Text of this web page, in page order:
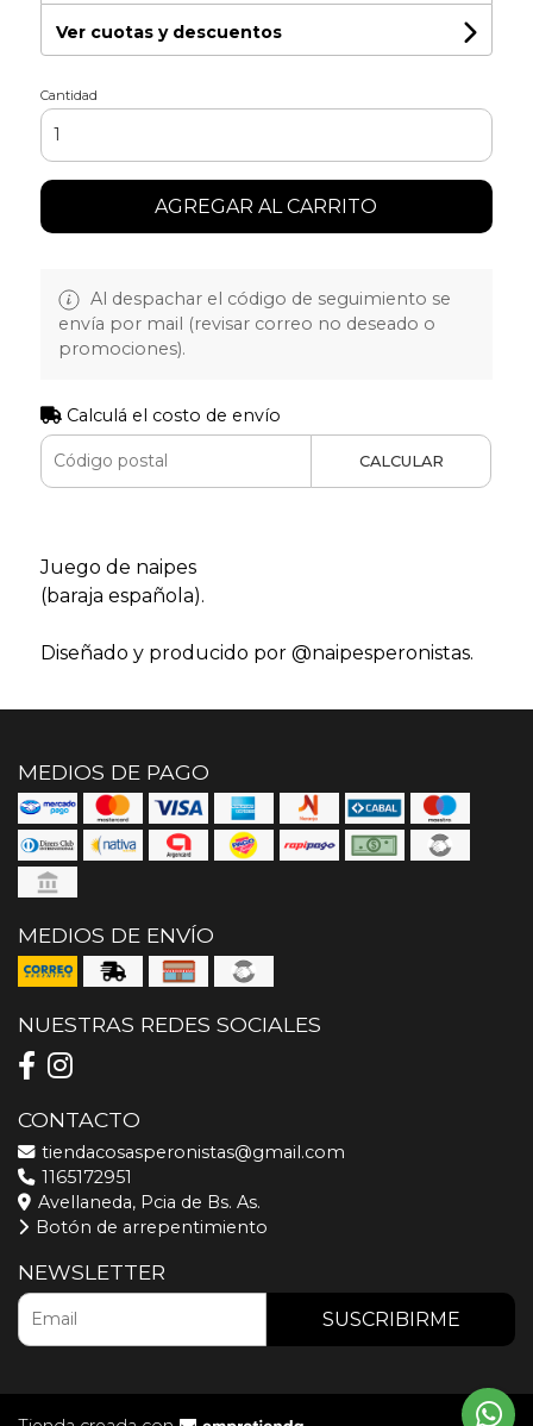
Ver cuotas y descuentos
Cantidad
AGREGAR AL CARRITO
Al despachar el código de seguimiento se
envía por mail (revisar correo no deseado o
promociones).
Calculá el costo de envío
CALCULAR
Juego de naipes
(baraja española).
Diseñado y producido por @naipesperonistas.
MEDIOS DE PAGO
MEDIOS DE ENVÍO
NUESTRAS REDES SOCIALES
CONTACTO
tiendacosasperonistas@gmail.com
1165172951
Avellaneda, Pcia de Bs. As.
Botón de arrepentimiento
NEWSLETTER
SUSCRIBIRME